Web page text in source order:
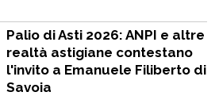
Palio di Asti 2026: ANPI e altre
realtà astigiane contestano
l'invito a Emanuele Filiberto di
Savoia